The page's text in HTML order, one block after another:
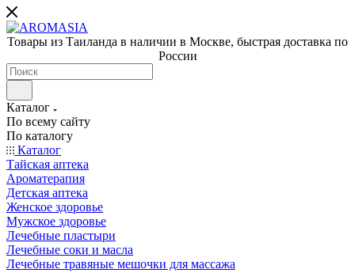
Товары из Таиланда в наличии в Москве, быстрая доставка по
России
Каталог
По всему сайту
По каталогу
Каталог
Тайская аптека
Ароматерапия
Детская аптека
Женское здоровье
Мужское здоровье
Лечебные пластыри
Лечебные соки и масла
Лечебные травяные мешочки для массажа